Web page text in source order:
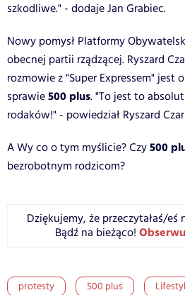
szkodliwe." - dodaje Jan Grabiec.
Nowy pomysł Platformy
obecnej partii rządzącej. Ryszard
rozmowie z "Super Expressem" jest
sprawie500 plus. "To jest to
rodaków!" - powiedział Ryszard
A Wy co o tym myślicie? Czy500
bezrobotnym rodzicom?
Dziękujemy, że przeczytałaś/eś
Bądź na bieżąco!
protesty 500 plus